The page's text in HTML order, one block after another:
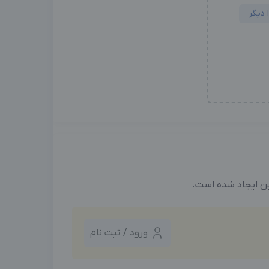
ایجاد شده است.
ورود / ثبت نام